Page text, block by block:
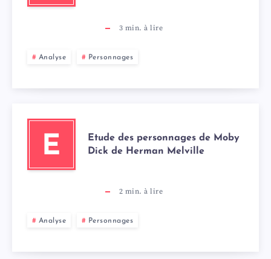
3 min. à lire
Analyse Personnages
E
Etude des personnages de Moby
Dick de Herman Melville
2 min. à lire
Analyse Personnages